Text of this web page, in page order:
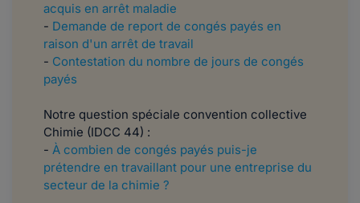
acquis en arrêt maladie
- Demande de report de congés payés en
raison d'un arrêt de travail
- Contestation du nombre de jours de congés
payés
Notre question spéciale convention collective
Chimie (IDCC 44) :
- À combien de congés payés puis-je
prétendre en travaillant pour une entreprise du
secteur de la chimie ?